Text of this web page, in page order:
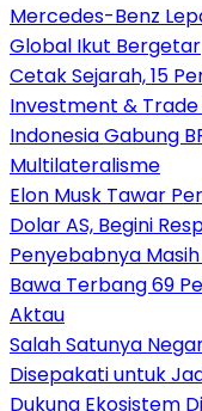
Mercedes-Benz
Global Ikut Bergetar
Cetak Sejarah, 15
Investment & Trade
Indonesia Gabung
Multilateralisme
Elon Musk Tawar
Dolar AS, Begini
Penyebabnya
Bawa Terbang 69
Aktau
Salah Satunya
Disepakati untuk
Dukung Ekosistem